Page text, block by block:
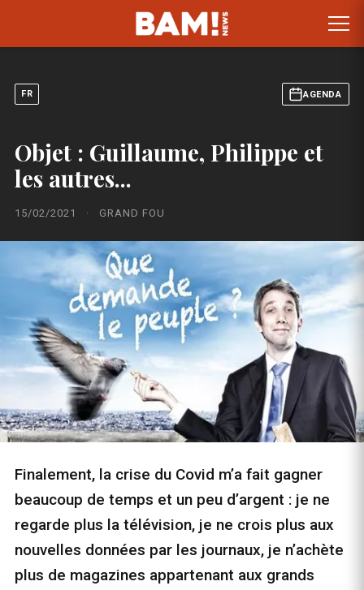
FR AGENDA
Objet : Guillaume, Philippe et
les autres...
15/02/2021 · GRAND FOU
Finalement, la crise du Covid m’a fait gagner
beaucoup de temps et un peu d’argent : je ne
regarde plus la télévision, je ne crois plus aux
nouvelles données par les journaux, je n’achète
plus de magazines appartenant aux grands